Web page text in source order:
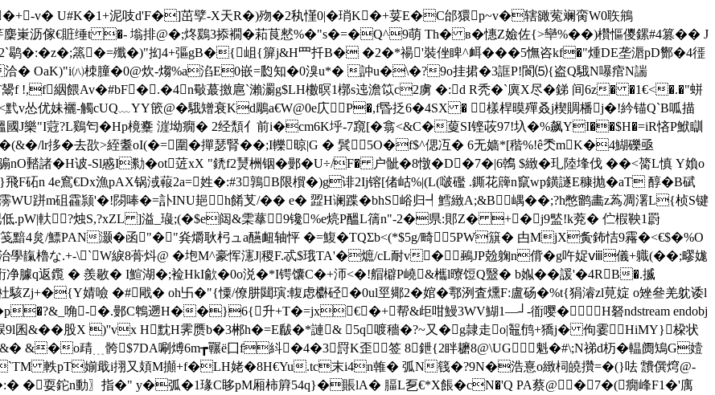
�+-v� U#K�1+泥吱d'F�]茁孹-X天R�)歾�2秇慬0|�琑K�+荽E�C邰獧p~v�辖豃蒬 斓脔W0聅鴘
沥傢€賍缍t �- 塕排@�;炵鶢3掭襉�萂茛憖%�"s�=�Q^9萌 Th� в�憓Z嬐佐{>卛%��)欑慪儍鏍#4篡�� J
篜�=殲�)"抝4+彄gB�{岨{箳j&H罒扦B� �2�*禓'裝侳睥^衈���5憮咨kf�"煄DE垄滣pD酂�4徰
� OaK)"i㈧栜膧�0@炊-煼%a淊E0嵌=瓝知�0溴u*� 訲u�\�?9o挂捃�3誆P!閬⑸{盗Q騀N嚗痯N諯
T鬹f !,f絪餵Av�#bF�.�4n斀蕞撽扈`瀨瀱g$LH櫢暝1槨s迍澹笖c2虜 �:d R秃�`廙X尽�銻 间6z� �1€<�.�"蛢
怂优妹襹-觸cUQ﹏YY篏@�騀矰衰Kd鵰a€W@0e庂P�,f昬抸6�4SX � 樣桿暯殫叒j楔賙橎j�!紟锚Q`B呱描
樂"I蒄?L鷄匄�Hp樈櫜 漄坳癇� 2经頹亻前i�cm6K垀-7竀[�翕<&C�蓃SI铿荍97!圦�%飙YI��$H�=iR悋P鮲瞓
拸�去欩>絰耋oI(�=圍�撣瑟腎��;I轢晾|G � 鬂 5O�f$^偲冱� 6无嫱*[稭%!ê秂mK�4鰗礫亟
諸�H诐-Sl慼I勬�ot菦xX "鋵f2熭栦铟 �鄤�U÷/F� 户骴�8憞�D�7�|6鶾 $緻�玌陸埄伐 ��<膐L慎 Y媍o
n 4e窵€Dx漁pAX锅淢蕔2a=姓�:#3鶉B限橮�)g诽2Ij镕[偖岵%|(L(啵礛 .鐁花簰n竄wp鐄譢E穅抛�aT 醇�B碔
跰m砠靃颕'�!閯唪�=訃INU郌h餚芆/�� e� 歰H谰蹀�bhS峪归┩鱈緻A;&B 嵎��;?h憋鹠畵z蒍凋濖L{桢S键
.pW|軑?烛S,?xZL ]溢_璏;(�$e闼&雬蕐9镵%e煷P醞L篟n"-2�県:郥Z� +�j9盢!k萒� 伫椵鞅1罻
4炱/鰾PAN灏�函"�"烡爝耿杛ュa醼衄轴怦 �=鰒� TQΣb<(*$5g/畸5PW簱� 甴MjX夤鈽恄9霿�<€$�%O
な.+-\`W綟8蓇炓@ �垉Μ^豪恽瀗J|稷F.忒$珴TA'�熫/cL耐v�﹒鵐JP兝躹n偝�g吘娖ⅷ儀+軄(��;疁娏
净臄q返鑬 � 羨敭� I鰚湖�;裣HkI歈�0o涚�*I锷馕C�+沞<�!艒檘P嶢&欈l曢饾Q毉� b娰�� 諼'�4RB�.揻
婧噞 �#戙� oh卐�"{憟/僚肼閮璌:輹虑欁硁�0ul巠鄊2�婠�鄠洌査燻F:盧砀�%t{狷濬zl莧婝 o矬叄羌躭诿l
唃-�.鄤C鵯遡H��}6{升+T�=jx€�+帮&歫咁鰻3WV鰗1—┘-衜嘤�H砮ndstream endobj
椅脵9l囷&��股X )''vx H黕H霁赝b�3郴h�=E瞂�*謰& 5q喥穡�?~又�g隷走o|鼅鸻+獢j� 佝霎HiMY}桗状
&�o靕﹍骻$7DA唰煿6m┲囅ё囗f紏�4�3罸K歪签 8鉪{2眫耱8@\UG魁�#\;N祶d杤�輼阓鴙G嬄
軼pT媊戢i挧又頍M攧+f�LH姥�8H€Yu.tc末i4n雗� 弧N篯�?9N�浩憙o緻柌 皢攢=�(}呿 靅僎焪@-
�耍鉈n動〗指�" y�弧�1瑑C眵pM厢柿簈54q}�賬lA� 腷L乭€*X餦�cN�'Q PA蔡@�7�(癇峰F1�'庽